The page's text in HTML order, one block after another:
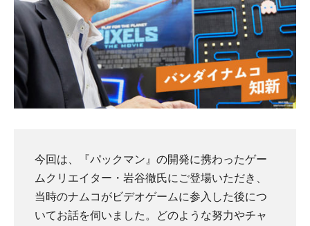
今回は、『パックマン』の開発に携わったゲー
ムクリエイター・岩谷徹氏にご登場いただき、
当時のナムコがビデオゲームに参入した後につ
いてお話を伺いました。どのような努力やチャ